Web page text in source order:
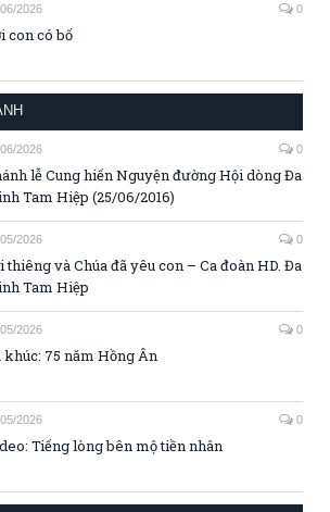
2026 0
con có bố
2026 0
lễ Cung hiến Nguyện đường Hội dòng Đa
Tam Hiệp (25/06/2016)
2026 0
thiêng và Chúa đã yêu con – Ca đoàn HD. Đa
Tam Hiệp
2026 0
khúc: 75 năm Hồng Ân
2026 0
Tiếng lòng bên mộ tiền nhân